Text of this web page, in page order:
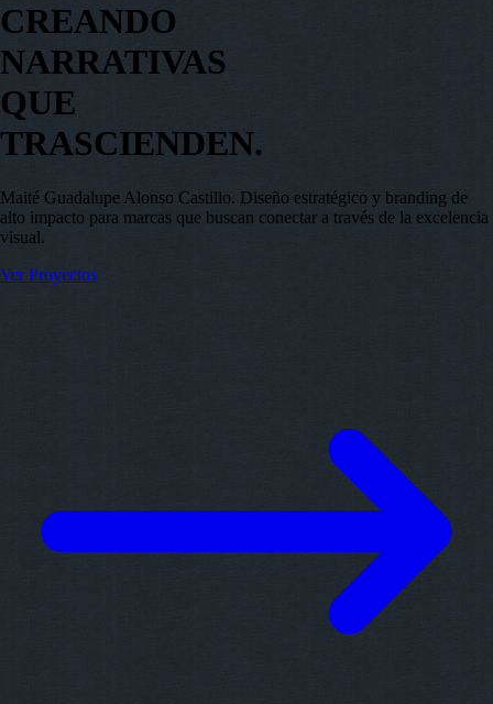
CREANDO
NARRATIVAS
QUE
TRASCIENDEN.
Maité Guadalupe Alonso Castillo. Diseño estratégico y branding de
alto impacto para marcas que buscan conectar a través de la excelencia
visual.
Ver Proyectos